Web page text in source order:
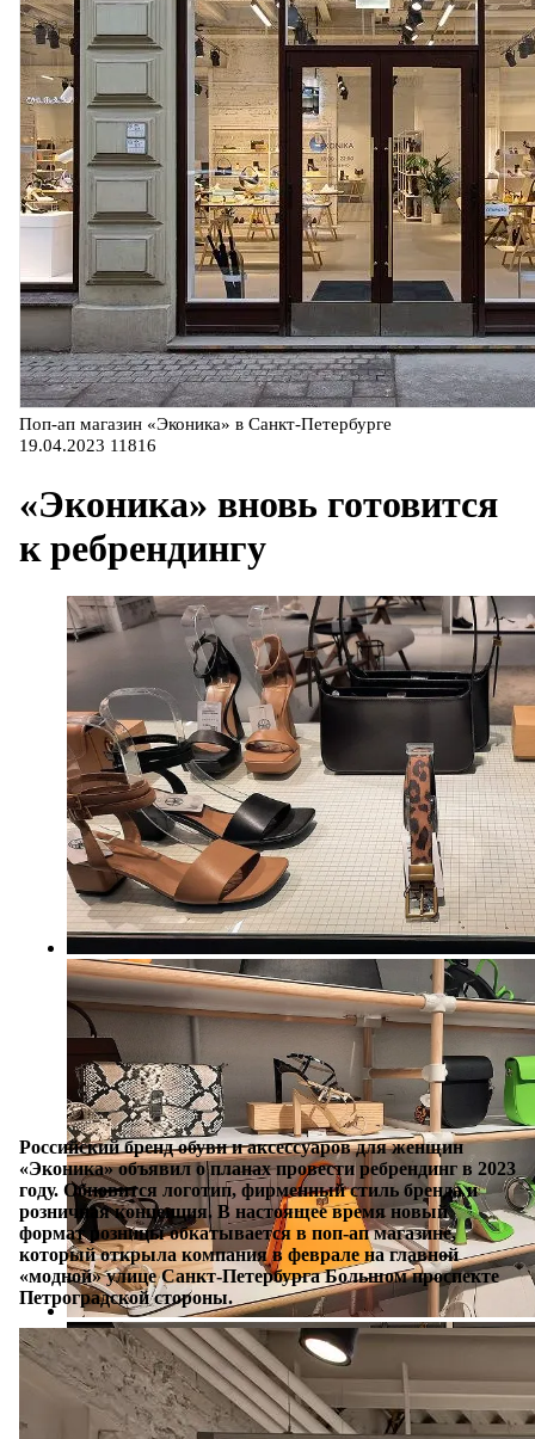
Поп-ап магазин «Эконика» в Санкт-Петербурге
19.04.2023 11816
«Эконика» вновь готовится
к ребрендингу
Российский бренд обуви и аксессуаров для женщин
«Эконика» объявил о планах провести ребрендинг в 2023
году. Обновится логотип, фирменный стиль бренда и
розничная концепция. В настоящее время новый
формат розницы обкатывается в поп-ап магазине,
который открыла компания в феврале на главной
«модной» улице Санкт-Петербурга Большом проспекте
Петроградской стороны.